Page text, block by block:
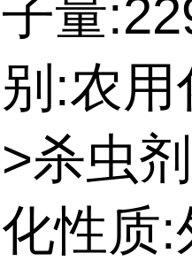
量
:农
杀虫剂
性质